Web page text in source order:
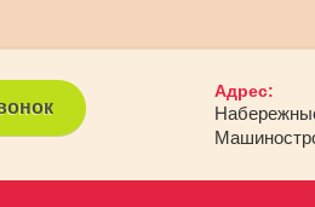
Адрес: